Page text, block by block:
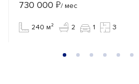
730 000 ₽/ мес
240 м² 2 1 3